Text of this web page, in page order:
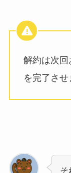
解約は次回
を完了させ
そ